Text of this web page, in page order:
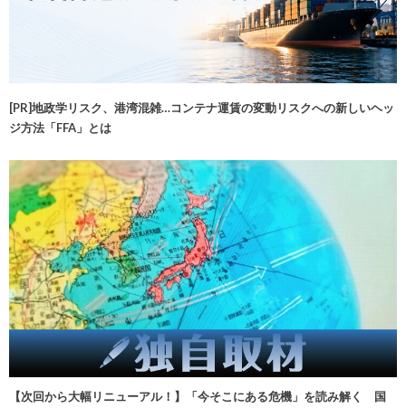
[PR]地政学リスク、港湾混雑…コンテナ運賃の変動リスクへの新しいヘッ
ジ方法「FFA」とは
【次回から大幅リニューアル！】「今そこにある危機」を読み解く 国